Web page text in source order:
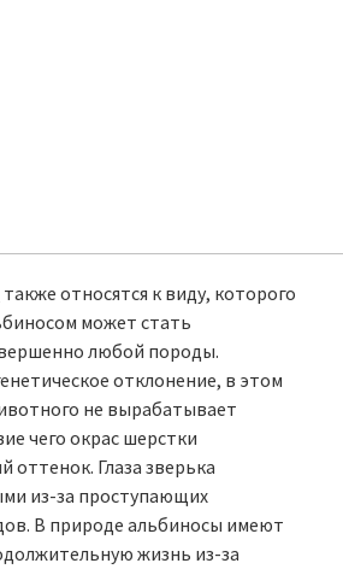
также относятся к виду, которого
может стать
любой породы.
отклонение, в этом
не вырабатывает
чего окрас шерстки
оттенок. Глаза зверька
из-за проступающих
В природе альбиносы имеют
жизнь из-за